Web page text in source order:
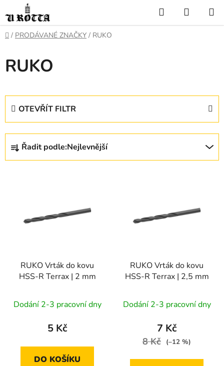
na
obsah
Hledat
KOŠÍK
DOMŮ
/ PRODÁVANÉ ZNAČKY / RUKO
RUKO
OTEVŘÍT FILTR
Ř
z
Řadit podle:Nejlevnější
RUKO Vrták do kovu
HSS-R Terrax | 2 mm
Dodání 2-3 pracovní dny
5 Kč
DO KOŠÍKU
RUKO Vrták do kovu
HSS-R Terrax | 2,5 mm
Dodání 2-3 pracovní dny
7 Kč
8 Kč (–12 %)